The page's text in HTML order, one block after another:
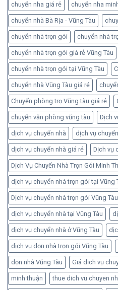
chuyển nha giá rẻ chuyển nha
chuyển nhà Bà Rịa - Vũng Tàu
chuyển nhà trọn gói chuyển nhà
chuyển nhà trọn gói giá rẻ Vũng Tàu
chuyển nhà trọn gói tại Vũng Tàu
chuyển nhà Vũng Tàu giá rẻ
Chuyển phòng trọ Vũng tàu giá rẻ
chuyển văn phòng vũng tàu Dịch
dịch vụ chuyển nhà dịch vụ
dịch vụ chuyển nhà giá rẻ Dịch vụ
Dịch Vụ Chuyển Nhà Trọn Gói Minh
dịch vụ chuyển nhà trọn gói tại Vũng
Dịch vụ chuyển nhà trọn gói Vũng Tàu
dịch vụ chuyển nhà tại Vũng Tàu
dịch vụ chuyển nhà ở Vũng Tàu
dịch vụ dọn nhà trọn gói Vũng Tàu
dọn nhà Vũng Tàu Giá dịch vụ
minh thuận thue dich vu chuyen